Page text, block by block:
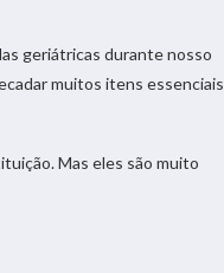
geriátricas durante nosso
muitos itens essenciais
Mas eles são muito